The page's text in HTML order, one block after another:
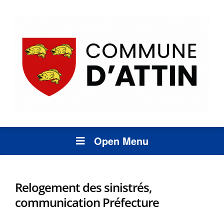
Open Menu
Relogement des sinistrés,
communication Préfecture